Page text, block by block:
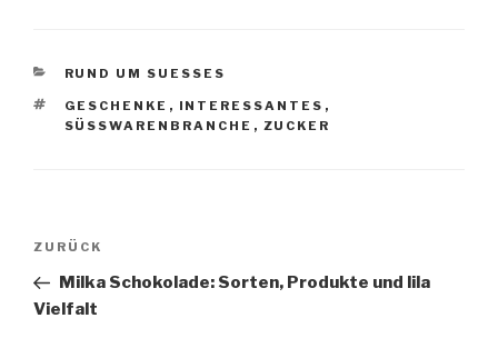
KATEGORIEN
RUND UM SUESSES
SCHLAGWÖRTER
GESCHENKE , INTERESSANTES ,
SÜSSWARENBRANCHE
, ZUCKER
Beitragsnavigation
Vorheriger
Beitrag
ZURÜCK
Milka Schokolade: Sorten, Produkte und lila
Vielfalt